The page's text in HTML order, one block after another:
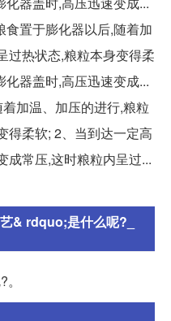
置于膨化器以后,随着加
过热状态,粮粒本身变得柔
器盖时,高压迅速变成...
加温、加压的进行,粮粒
得柔软; 2、当到达一定高
成常压,这时粮粒内呈过...
& rdquo;是什么呢?_